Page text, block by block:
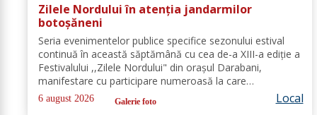
Zilele Nordului în atenția jandarmilor
botoșăneni
Seria evenimentelor publice specifice sezonului estival
continuă în această săptămână cu cea de-a XIII-a ediție a
Festivalului ,,Zilele Nordului" din orașul Darabani,
manifestare cu participare numeroasă la care
Inspectoratul de Jandarmi Județean Botoșani, în
cooperare cu partenerii instituționali,...
6 august 2026 Galerie foto Local